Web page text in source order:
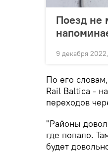
Поезд не
9 декабря
По его
Rail Baltica -
переходов
"Районы
где попало.
будет